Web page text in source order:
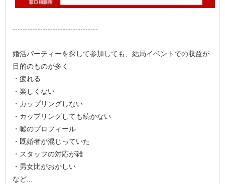
----------------------------------
婚活パーティーを探して参加しても、結局イベントでの収益が
目的のものが多く
・疲れる
・楽しくない
・カップリングしない
・カップリングしても続かない
・嘘のプロフィール
・既婚者が混じっていた
・スタッフの対応が雑
・男女比がおかしい
など...